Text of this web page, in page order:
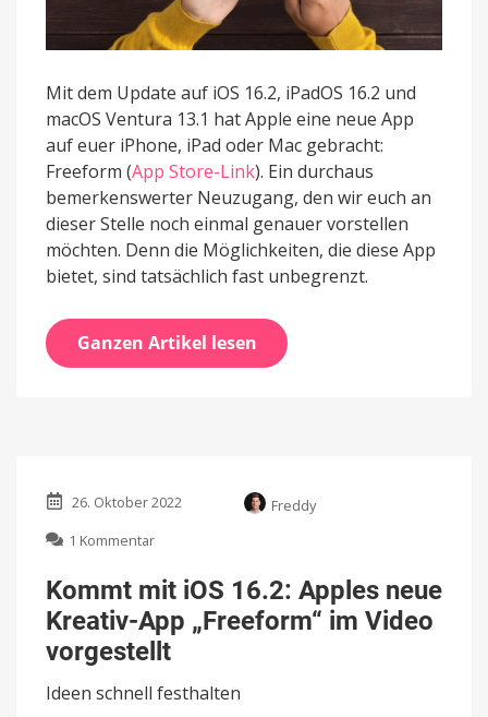
Mit dem Update auf iOS 16.2, iPadOS 16.2 und
macOS Ventura 13.1 hat Apple eine neue App
auf euer iPhone, iPad oder Mac gebracht:
Freeform (App Store-Link). Ein durchaus
bemerkenswerter Neuzugang, den wir euch an
dieser Stelle noch einmal genauer vorstellen
möchten. Denn die Möglichkeiten, die diese App
bietet, sind tatsächlich fast unbegrenzt.
Ganzen Artikel lesen
26. Oktober 2022
Freddy
1 Kommentar
mit
iOS
16.2:
Apples
neue
Kreativ-
App
Kommt mit iOS 16.2: Apples neue
Kreativ-App „Freeform“ im Video
vorgestellt
Ideen schnell festhalten